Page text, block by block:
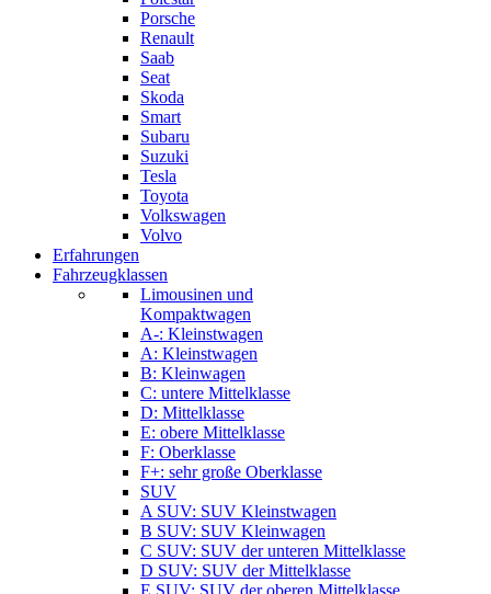
Porsche
Renault
Saab
Seat
Skoda
Smart
Subaru
Suzuki
Tesla
Toyota
Volkswagen
Volvo
Erfahrungen
Fahrzeugklassen
Limousinen und
Kompaktwagen
A-: Kleinstwagen
A: Kleinstwagen
B: Kleinwagen
C: untere Mittelklasse
D: Mittelklasse
E: obere Mittelklasse
F: Oberklasse
F+: sehr große Oberklasse
SUV
A SUV: SUV Kleinstwagen
B SUV: SUV Kleinwagen
C SUV: SUV der unteren Mittelklasse
D SUV: SUV der Mittelklasse
E SUV: SUV der oberen Mittelklasse